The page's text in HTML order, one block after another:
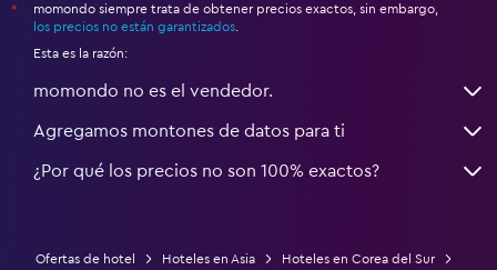
*
momondo siempre trata de obtener precios exactos, sin embargo,
los precios no están garantizados
Esta es la razón:
momondo no es el vendedor.
Agregamos montones de datos para ti
¿Por qué los precios no son 100% exactos?
Ofertas de hotel Hoteles en Asia
Hoteles en Corea del Sur